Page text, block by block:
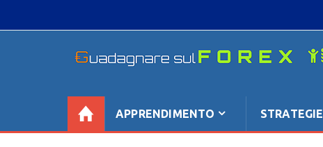
content
se non è sempre buono, ha sempre ragione”.
APPRENDIMENTO
STRATEGIE